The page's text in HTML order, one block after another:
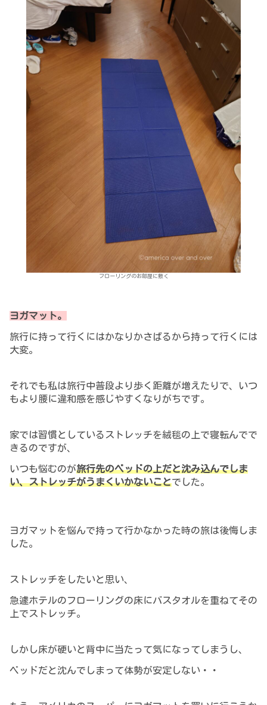
フローリングのお部屋に敷く
ヨガマット。
旅行に持って行くにはかなりかさばるから持って行くには
大変。
それでも私は旅行中普段より歩く距離が増えたりで、いつ
もより腰に違和感を感じやすくなり がちです。
家では習慣としているストレッチを絨毯の上で寝転んでで
きるのですが、
いつも悩むのが旅行先のベッドの上だと沈み込んでしま
い、ストレッチがうまくいかないことでした。
ヨガマットを悩んで持って行かなかった時の旅は後悔しま
した。
ストレッチをしたいと思い、
急遽ホテルのフローリングの床にバスタオルを重ねてその
上でストレッチ。
しかし床が硬いと背中に当たって気になってしまうし、
ベッドだと沈んでしまって体勢が安定しない・・